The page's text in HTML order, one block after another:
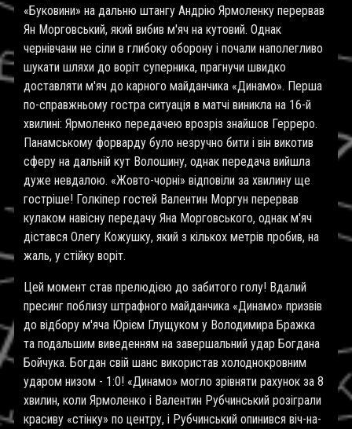
«Буковини» на дальню штангу Андрію Ярмоленку перервав
Ян Морговський, який вибив м'яч на кутовий. Однак
чернівчани не сіли в глибоку оборону і почали наполегливо
шукати шляхи до воріт суперника, прагнучи швидко
доставляти м'яч до карного майданчика «Динамо». Перша
по-справжньому гостра ситуація в матчі виникла на 16-й
хвилині: Ярмоленко передачею врозріз знайшов Герреро.
Панамському форварду було незручно бити і він викотив
сферу на дальній кут Волошину, однак передача вийшла
дуже невдалою. «Жовто-чорні» відповіли за хвилину ще
гостріше! Голкіпер гостей Валентин Моргун перервав
кулаком навісну передачу Яна Морговського, однак м'яч
дістався Олегу Кожушку, який з кількох метрів пробив, на
жаль, у стійку воріт.
Цей момент став прелюдією до забитого голу! Вдалий
пресинг поблизу штрафного майданчика «Динамо» призвів
до відбору м'яча Юрієм Глущуком у Володимира Бражка
та подальшим виведенням на завершальний удар Богдана
Бойчука. Богдан свій шанс використав холоднокровним
ударом низом - 1:0! «Динамо» могло зрівняти рахунок за 8
хвилин, коли Ярмоленко і Валентин Рубчинський розіграли
красиву «стінку» по центру, і Рубчинський опинився віч-на-